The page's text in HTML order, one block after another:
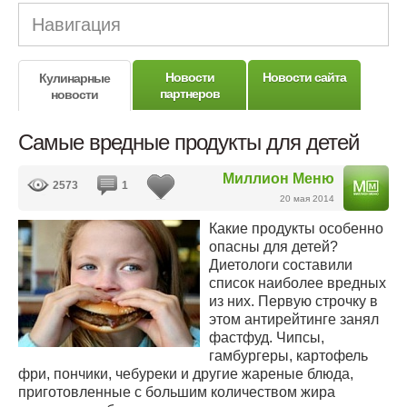
Навигация
Кулинарные
новости
Новости
партнеров
Новости сайта
Самые вредные продукты для детей
Миллион Меню
20 мая 2014
2573 1
Какие продукты особенно
опасны для детей?
Диетологи составили
список наиболее вредных
из них. Первую строчку в
этом антирейтинге занял
фастфуд. Чипсы,
гамбургеры, картофель
фри, пончики, чебуреки и другие жареные блюда,
приготовленные с большим количеством жира